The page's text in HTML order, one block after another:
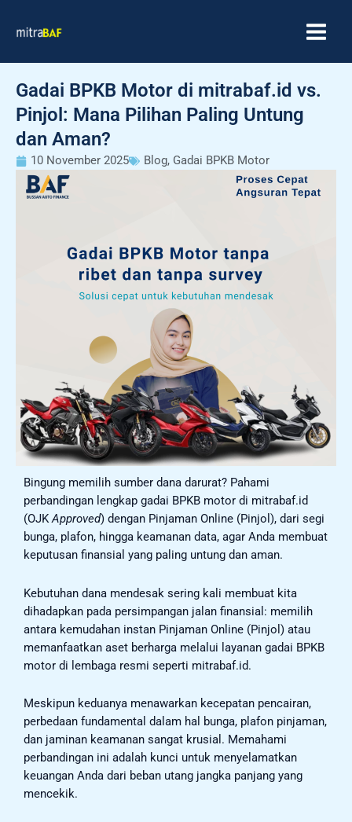
Gadai BPKB Motor di mitrabaf.id vs.
Pinjol: Mana Pilihan Paling Untung
dan Aman?
10 November 2025 Blog, Gadai BPKB Motor
Bingung memilih sumber dana darurat? Pahami
perbandingan lengkap gadai BPKB motor di mitrabaf.id
(OJKApproved) dengan Pinjaman Online (Pinjol), dari segi
bunga, plafon, hingga keamanan data, agar Anda membuat
keputusan finansial yang paling untung dan aman.
Kebutuhan dana mendesak sering kali membuat kita
dihadapkan pada persimpangan jalan finansial: memilih
antara kemudahan instan Pinjaman Online (Pinjol) atau
memanfaatkan aset berharga melalui layanan gadai BPKB
motor di lembaga resmi seperti mitrabaf.id.
Meskipun keduanya menawarkan kecepatan pencairan,
perbedaan fundamental dalam hal bunga, plafon pinjaman,
dan jaminan keamanan sangat krusial. Memahami
perbandingan ini adalah kunci untuk menyelamatkan
keuangan Anda dari beban utang jangka panjang yang
mencekik.